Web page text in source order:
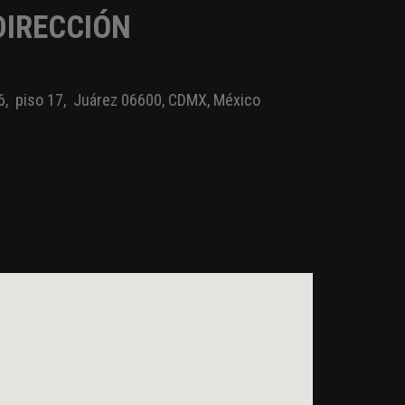
piso 17, Juárez 06600, CDMX, México